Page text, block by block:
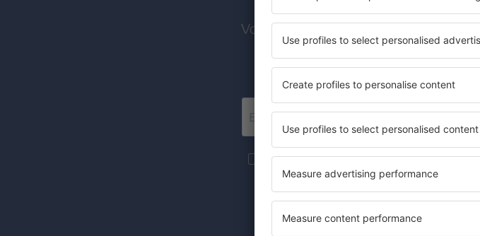
Voos baratos, city breaks, férias –
de
Enviamos apenas as
Mais viagens com ótimos preços na nossa
forma de newsletter) da eSky.pl S.A., para o
Ao marcar a caixa de seleção, fornecendo o